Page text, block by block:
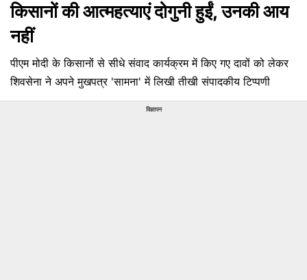
किसानों की आत्महत्याएं दोगुनी हुईं, उनकी आय
नहीं
पीएम मोदी के किसानों से सीधे संवाद कार्यक्रम में किए गए दावों को लेकर
शिवसेना ने अपने मुखपत्र 'सामना' में लिखी तीखी संपादकीय टिप्पणी
विज्ञापन